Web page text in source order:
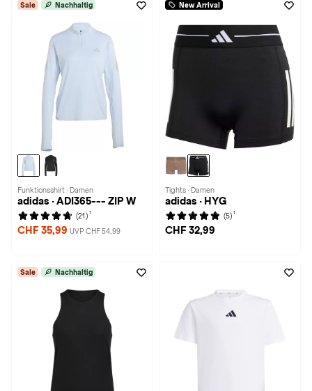
Sale Nachhaltig
Funktionsshirt · Damen
adidas · ADI365--- ZIP W
(21) 1
CHF 35,99 UVP CHF 54,99
New Arrival
Tights · Damen
adidas · HYG
(5) 1
CHF 32,99
Sale Nachhaltig